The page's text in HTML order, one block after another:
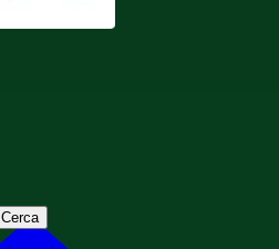
Cerca